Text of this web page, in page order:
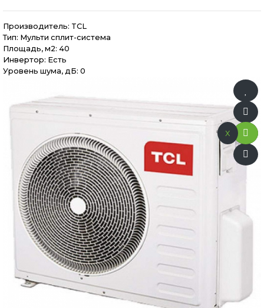
Производитель: TCL
Тип: Мульти сплит-система
Площадь, м2: 40
Инвертор: Есть
Уровень шума, дБ: 0
x